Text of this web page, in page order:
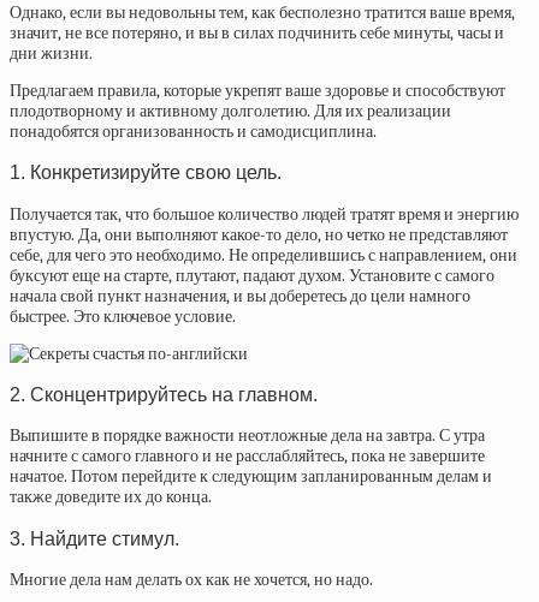
Однако, если вы недовольны тем, как бесполезно тратится ваше время,
значит, не все потеряно, и вы в силах подчинить себе минуты, часы и
дни жизни.
Предлагаем правила, которые укрепят ваше здоровье и способствуют
плодотворному и активному долголетию. Для их реализации
понадобятся организованность и самодисциплина.
1. Конкретизируйте свою цель.
Получается так, что большое количество людей тратят время и энергию
впустую. Да, они выполняют какое-то дело, но четко не представляют
себе, для чего это необходимо. Не определившись с направлением, они
буксуют еще на старте, плутают, падают духом. Установите с самого
начала свой пункт назначения, и вы доберетесь до цели намного
быстрее. Это ключевое условие.
2. Сконцентрируйтесь на главном.
Выпишите в порядке важности неотложные дела на завтра. С утра
начните с самого главного и не расслабляйтесь, пока не завершите
начатое. Потом перейдите к следующим запланированным делам и
также доведите их до конца.
3. Найдите стимул.
Многие дела нам делать ох как не хочется, но надо.